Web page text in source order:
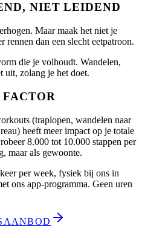
NIET LEIDEND
Maar maak het niet je
rennen dan een slecht eetpatroon.
die je volhoudt. Wandelen,
uit, zolang je het doet.
(traplopen, wandelen naar
heeft meer impact op je totale
8.000 tot 10.000 stappen per
maar als gewoonte.
per week, fysiek bij ons in
ons app-programma. Geen uren